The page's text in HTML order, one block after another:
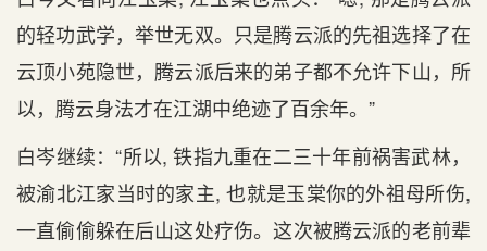
的轻功武学，举世无双。只是腾云派的先祖选择了在
云顶小苑隐世，腾云派后来的弟子都不允许下山，所
以，腾云身法才在江湖中绝迹了百余年。”
白岑继续：“所以, 铁指九重在二三十年前祸害武林，
被渝北江家当时的家主, 也就是玉棠你的外祖母所伤,
一直偷偷躲在后山这处疗伤。这次被腾云派的老前辈